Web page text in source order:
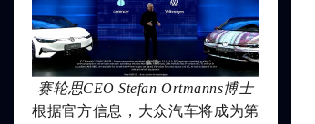
关于赛轮思AI
关于我们
招聘
赛轮思CEO Stefan Ortmanns博士
根据官方信息，大众汽车将成为第